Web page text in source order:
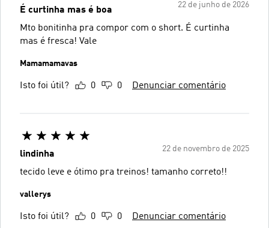
22 de junho de 2026
É curtinha mas é boa
Mto bonitinha pra compor com o short. É curtinha
mas é fresca! Vale
Mamamamavas
Isto foi útil? 0 0 Denunciar comentário
22 de novembro de 2025
lindinha
tecido leve e ótimo pra treinos! tamanho correto!!
vallerys
Isto foi útil? 0 0 Denunciar comentário